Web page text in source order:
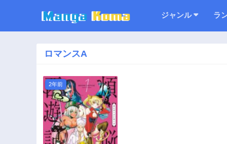
ジャンル ラ
ロマンスA
2年前